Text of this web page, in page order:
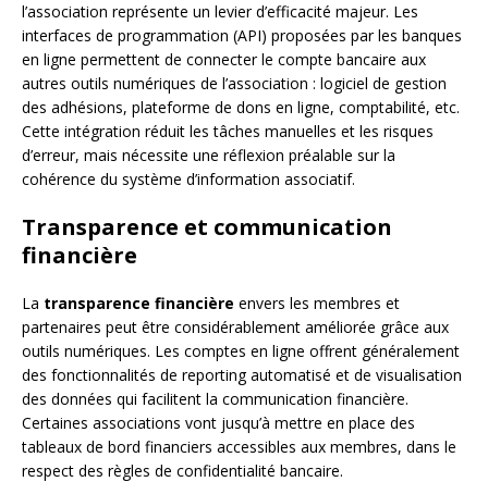
l’association représente un levier d’efficacité majeur. Les
interfaces de programmation (API) proposées par les banques
en ligne permettent de connecter le compte bancaire aux
autres outils numériques de l’association : logiciel de gestion
des adhésions, plateforme de dons en ligne, comptabilité, etc.
Cette intégration réduit les tâches manuelles et les risques
d’erreur, mais nécessite une réflexion préalable sur la
cohérence du système d’information associatif.
Transparence et communication
financière
La transparence financière envers les membres et
partenaires peut être considérablement améliorée grâce aux
outils numériques. Les comptes en ligne offrent généralement
des fonctionnalités de reporting automatisé et de visualisation
des données qui facilitent la communication financière.
Certaines associations vont jusqu’à mettre en place des
tableaux de bord financiers accessibles aux membres, dans le
respect des règles de confidentialité bancaire.